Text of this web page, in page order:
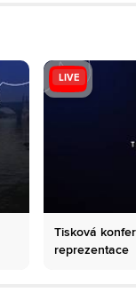
LIVE
Tisková
reprezentace